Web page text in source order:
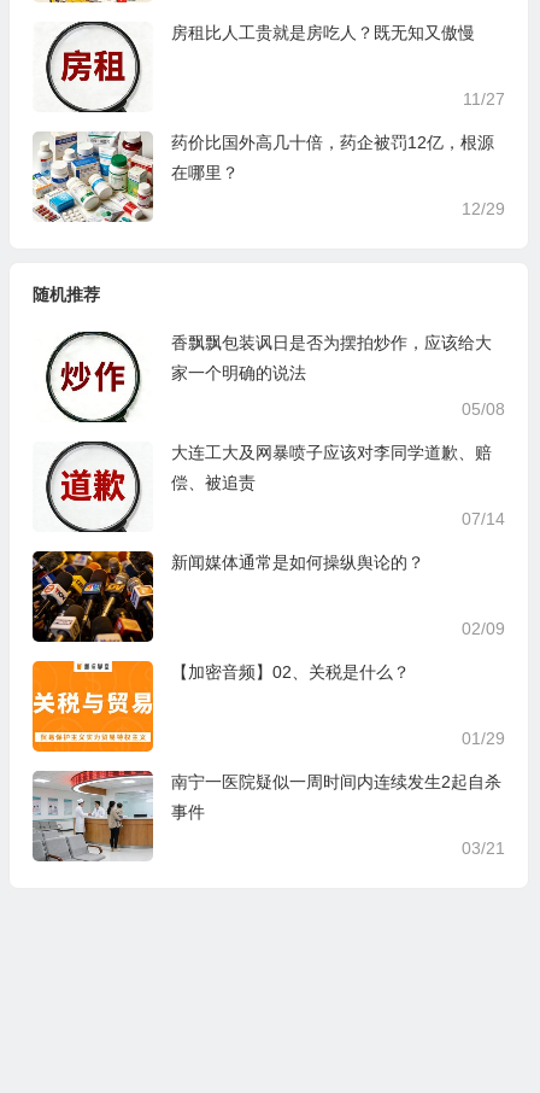
房租比人工贵就是房吃人？既无知又傲慢
11/27
药价比国外高几十倍，药企被罚12亿，根源
在哪里？
12/29
随机推荐
香飘飘包装讽日是否为摆拍炒作，应该给大
家一个明确的说法
05/08
大连工大及网暴喷子应该对李同学道歉、赔
偿、被追责
07/14
新闻媒体通常是如何操纵舆论的？
02/09
【加密音频】02、关税是什么？
01/29
南宁一医院疑似一周时间内连续发生2起自杀
事件
03/21